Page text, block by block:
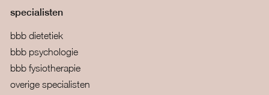
specialisten
bbb dietetiek
bbb psychologie
bbb fysiotherapie
overige specialisten